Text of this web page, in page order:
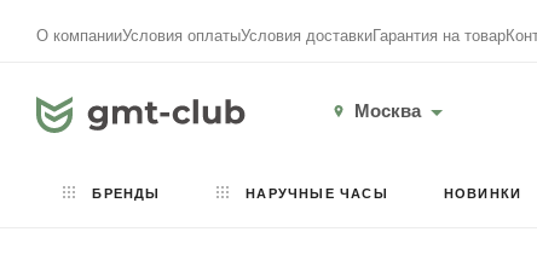
О компанииУсловия оплатыУсловия доставкиГарантия на товар
Москва
БРЕНДЫ НАРУЧНЫЕ ЧАСЫ НОВИНКИ